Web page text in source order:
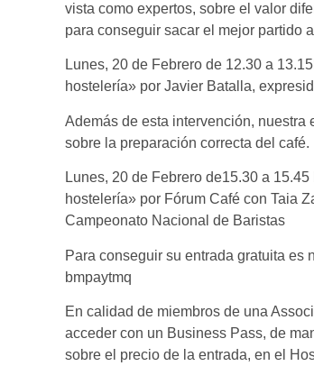
vista como expertos, sobre el valor
para conseguir sacar el mejor partido
Lunes, 20 de Febrero de 12.30 a
hostelería» por Javier Batalla,
Además de esta intervención, nuestra
sobre la preparación correcta del café.
Lunes, 20 de Febrero de15.30 a
hostelería» por Fórum Café con Taia
Campeonato Nacional de Baristas
Para conseguir su entrada gratuita es
bmpaytmq
En calidad de miembros de una
acceder con un Business Pass, de
sobre el precio de la entrada, en el